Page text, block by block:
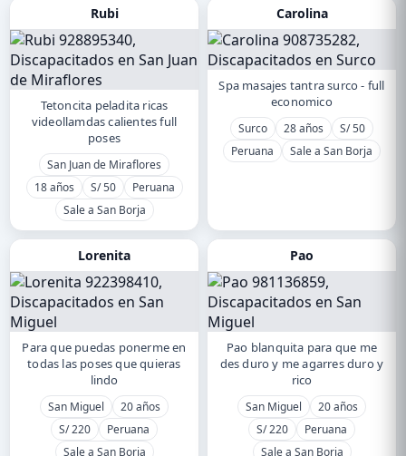
Rubi
Tetoncita peladita ricas
videollamdas calientes full
poses
San Juan de Miraflores
18 años
S/ 50
Peruana
Sale a San Borja
Carolina
Spa masajes tantra surco - full
economico
Surco 28 años
S/ 50
Peruana
Sale a San Borja
Lorenita
Para que puedas ponerme en
todas las poses que quieras
lindo
San Miguel
20 años
S/ 220
Peruana
Sale a San Borja
Pao
Pao blanquita para que me
des duro y me agarres duro y
rico
San Miguel
20 años
S/ 220
Peruana
Sale a San Borja